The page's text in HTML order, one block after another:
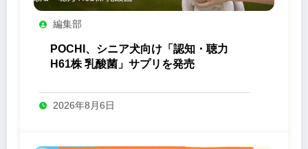
編集部
POCHI、シニア犬向け「認知・聴力
H61株 乳酸菌」サプリを発売
2026年8月6日